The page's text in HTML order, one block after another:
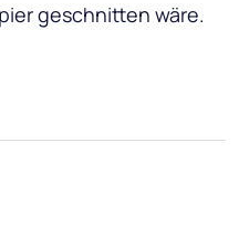
geschnitten wäre.